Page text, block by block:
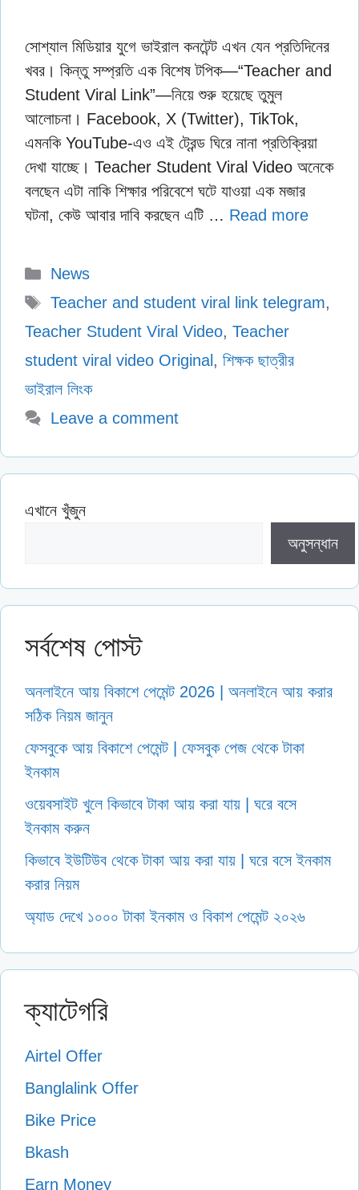
সোশ্যাল মিডিয়ার যুগে ভাইরাল কনটেন্ট এখন যেন প্রতিদিনের
খবর। কিন্তু সম্প্রতি এক বিশেষ টপিক—“Teacher and
Student Viral Link”—নিয়ে শুরু হয়েছে তুমুল
আলোচনা। Facebook, X (Twitter), TikTok,
এমনকি YouTube-এও এই ট্রেন্ড ঘিরে নানা প্রতিক্রিয়া
দেখা যাচ্ছে। Teacher Student Viral Video অনেকে
বলছেন এটা নাকি শিক্ষার পরিবেশে ঘটে যাওয়া এক মজার
ঘটনা, কেউ আবার দাবি করছেন এটি … Read more
Categories
News
Tags
Teacher and student viral link telegram,
Teacher Student Viral Video, Teacher
student viral video Original , শিক্ষক ছাত্রীর
ভাইরাল লিংক
Leave a comment
এখানে খুঁজুন
অনুসন্ধান
সর্বশেষ পোস্ট
অনলাইনে আয় বিকাশে পেমেন্ট 2026 | অনলাইনে আয় করার
সঠিক নিয়ম জানুন
ফেসবুকে আয় বিকাশে পেমেন্ট | ফেসবুক পেজ থেকে টাকা
ইনকাম
ওয়েবসাইট খুলে কিভাবে টাকা আয় করা যায় | ঘরে বসে
ইনকাম করুন
কিভাবে ইউটিউব থেকে টাকা আয় করা যায় | ঘরে বসে ইনকাম
করার নিয়ম
অ্যাড দেখে ১০০০ টাকা ইনকাম ও বিকাশ পেমেন্ট ২০২৬
ক্যাটেগরি
Airtel Offer
Banglalink Offer
Bike Price
Bkash
Earn Money